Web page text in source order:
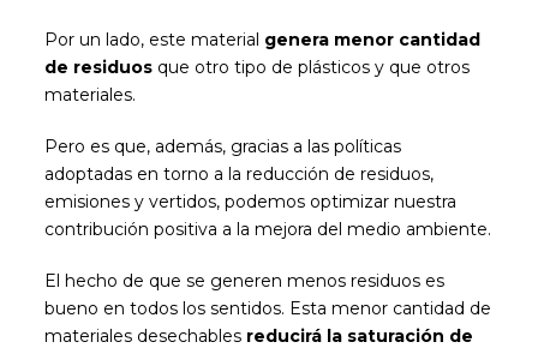
Por un lado, este material genera menor cantidad
de residuos que otro tipo de plásticos y que otros
materiales.
Pero es que, además, gracias a las políticas
adoptadas en torno a la reducción de residuos,
emisiones y vertidos, podemos optimizar nuestra
contribución positiva a la mejora del medio ambiente.
El hecho de que se generen menos residuos es
bueno en todos los sentidos. Esta menor cantidad de
materiales desechables reducirá la saturación de